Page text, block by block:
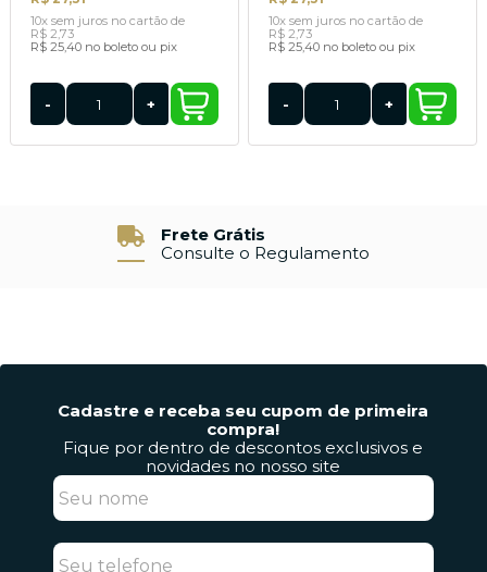
10x sem juros no cartãode
R$ 2,73
R$ 25,40 no boleto ou pix
- +
10x sem juros no cartão de
R$ 2,73
R$ 25,40 no boleto ou pix
- +
7% de Desconto
À Vista no Pix
Devolução e Garantia
7 Dias para Devolver sem Custo
Cadastre e receba seu cupom de primeira
compra!
Fique por dentro de descontos exclusivos e
novidades no nosso site